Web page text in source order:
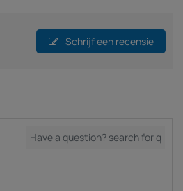
Schrijf een recensie